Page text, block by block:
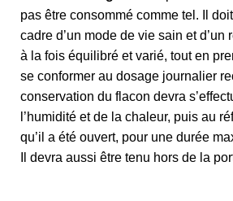
pas être consommé comme tel. Il
cadre d’un mode de vie sain et d’un
à la fois équilibré et varié, tout en
se conformer au dosage journalier
conservation du flacon devra
l’humidité et de la chaleur, puis au
qu’il a été ouvert, pour une durée
Il devra aussi être tenu hors de la